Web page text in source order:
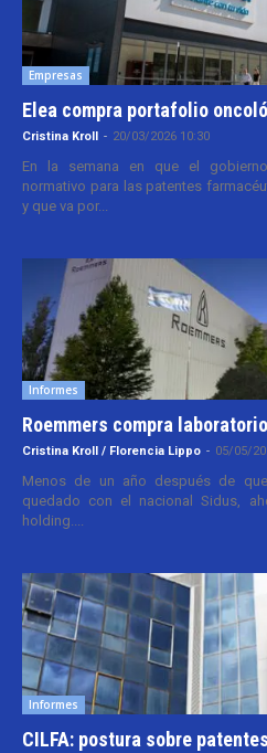
Empresas
Elea compra portafolio
Cristina Kroll - 20/03/2026 10:30
En la semana en que el
normativo para las patentes
y que va por...
Informes
Roemmers compra
Cristina Kroll / Florencia Lippo - 05/05/
Menos de un año después de
quedado con el nacional Sidus,
holding....
Informes
CILFA: postura sobre patentes